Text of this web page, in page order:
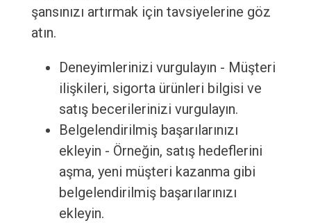
şansınızı artırmak için tavsiyelerine göz
atın.
Deneyimlerinizi vurgulayın - Müşteri
ilişkileri, sigorta ürünleri bilgisi ve
satış becerilerinizi vurgulayın.
Belgelendirilmiş başarılarınızı
ekleyin - Örneğin, satış hedeflerini
aşma, yeni müşteri kazanma gibi
belgelendirilmiş başarılarınızı
ekleyin.